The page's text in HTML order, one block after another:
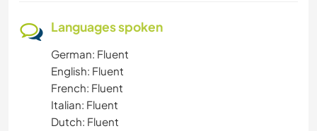
Languages spoken
German: Fluent
English: Fluent
French: Fluent
Italian: Fluent
Dutch: Fluent